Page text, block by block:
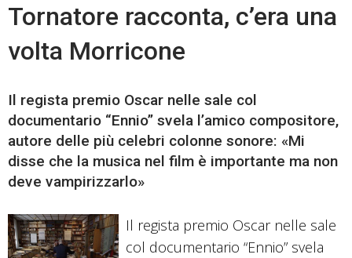
Tornatore racconta, c’era una
volta Morricone
Il regista premio Oscar nelle sale col
documentario “Ennio” svela l’amico compositore,
autore delle più celebri colonne sonore: «Mi
disse che la musica nel film è importante ma non
deve vampirizzarlo»
Il regista premio Oscar nelle sale
col documentario “Ennio” svela